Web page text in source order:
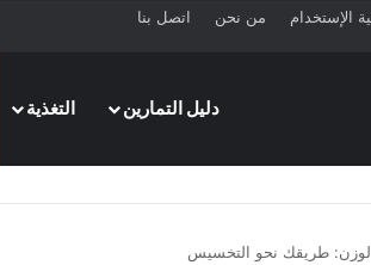
الإستخدام من نحن اتصل بنا
دليل التمارين
التغذية
طريقك نحو التخسيس